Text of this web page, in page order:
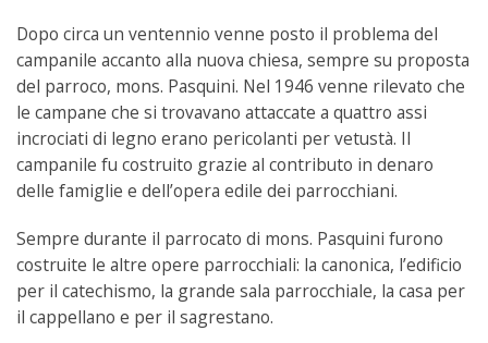
Dopo circa un ventennio venne posto il problema del
campanile accanto alla nuova chiesa, sempre su proposta
del parroco, mons. Pasquini. Nel 1946 venne rilevato che
le campane che si trovavano attaccate a quattro assi
incrociati di legno erano pericolanti per vetustà. Il
campanile fu costruito grazie al contributo in denaro
delle famiglie e dell’opera edile dei parrocchiani.
Sempre durante il parrocato di mons. Pasquini furono
costruite le altre opere parrocchiali: la canonica, l’edificio
per il catechismo, la grande sala parrocchiale, la casa per
il cappellano e per il sagrestano.